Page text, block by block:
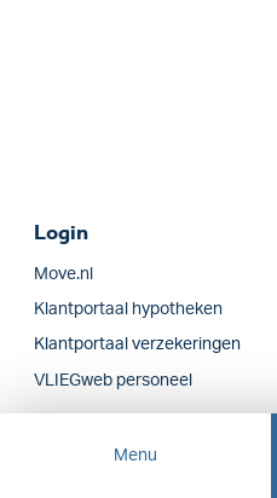
Menu
Login
Move.nl
Klantportaal hypotheken
Klantportaal verzekeringen
VLIEGweb personeel
Financieel advies